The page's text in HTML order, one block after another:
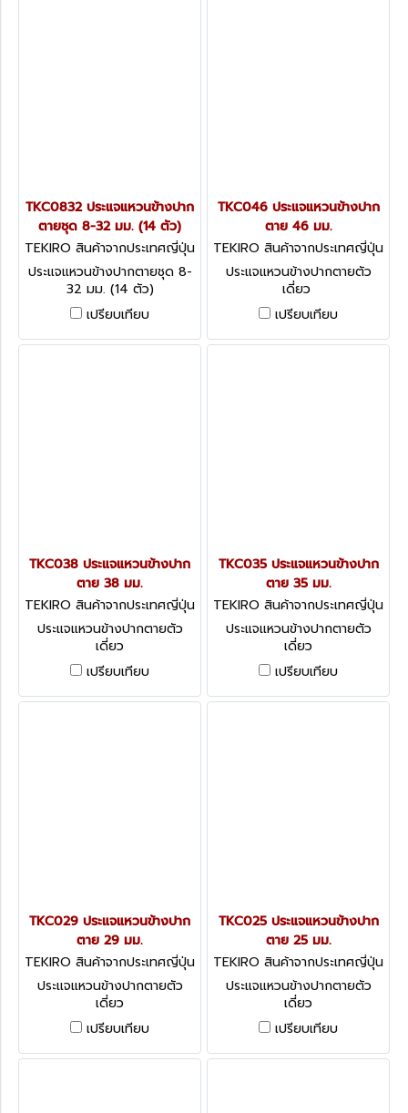
TKC0832 ประแจแหวนข้างปาก
ตายชุด 8-32 มม. (14 ตัว)
TEKIRO สินค้าจากประเทศญี่ปุ่น
TKC0832
ประแจแหวนข้างปากตายชุด 8-
32 มม. (14 ตัว)
เปรียบเทียบ
TKC046 ประแจแหวนข้างปาก
ตาย 46 มม.
TEKIRO สินค้าจากประเทศญี่ปุ่น
TKC046
ประแจแหวนข้างปากตายตัว
เดี่ยว
เปรียบเทียบ
TKC038 ประแจแหวนข้างปาก
ตาย 38 มม.
TEKIRO สินค้าจากประเทศญี่ปุ่น
TKC038
ประแจแหวนข้างปากตายตัว
เดี่ยว
เปรียบเทียบ
TKC035 ประแจแหวนข้างปาก
ตาย 35 มม.
TEKIRO สินค้าจากประเทศญี่ปุ่น
TKC035
ประแจแหวนข้างปากตายตัว
เดี่ยว
เปรียบเทียบ
TKC029 ประแจแหวนข้างปาก
ตาย 29 มม.
TEKIRO สินค้าจากประเทศญี่ปุ่น
TKC029
ประแจแหวนข้างปากตายตัว
เดี่ยว
เปรียบเทียบ
TKC025 ประแจแหวนข้างปาก
ตาย 25 มม.
TEKIRO สินค้าจากประเทศญี่ปุ่น
TKC025
ประแจแหวนข้างปากตายตัว
เดี่ยว
เปรียบเทียบ